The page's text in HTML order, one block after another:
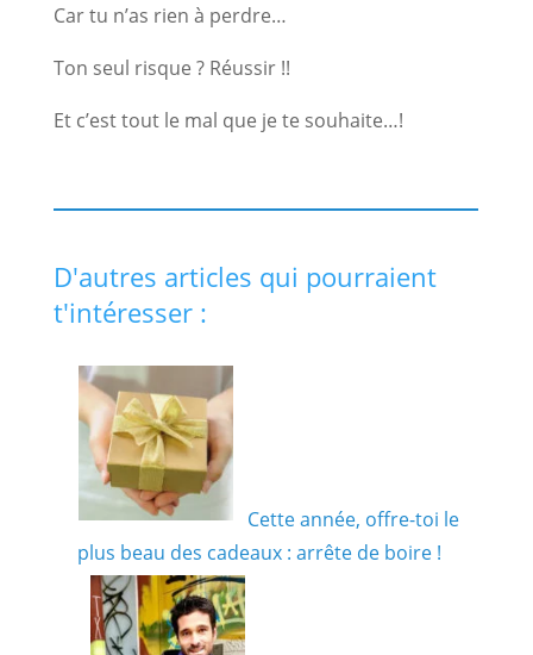
Car tu n’as rien à perdre…
Ton seul risque ? Réussir !!
Et c’est tout le mal que je te souhaite…!
D'autres articles qui pourraient
t'intéresser :
Cette année, offre-toi le
plus beau des cadeaux : arrête de boire !